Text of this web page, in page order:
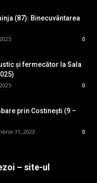
(87): Binecuvântarea
0
și fermecător la Sala
0
prin Costinești (9 –
11, 2023 0
– site-ul